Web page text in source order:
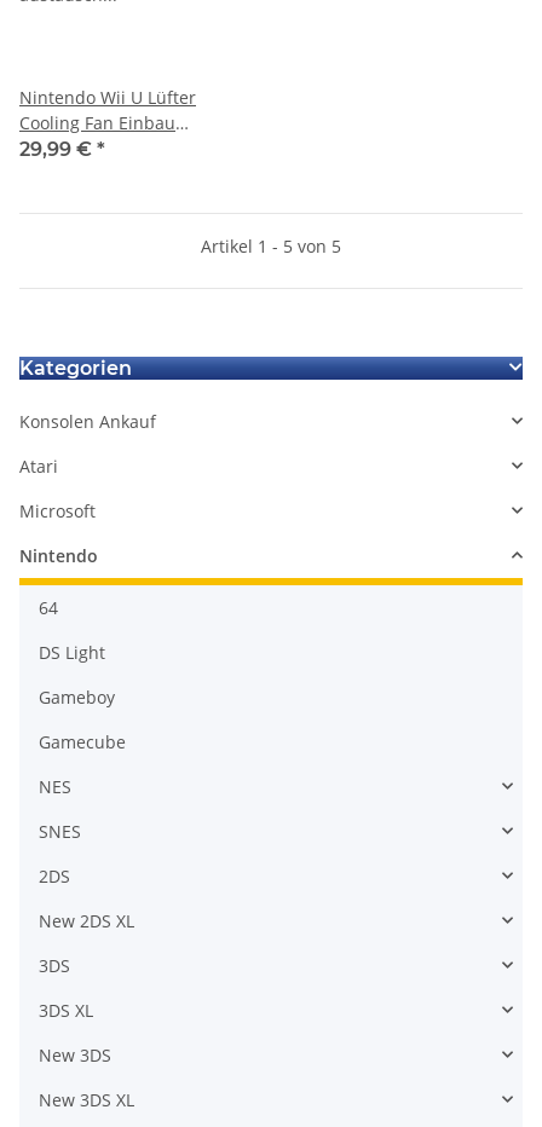
Nintendo Wii U Lüfter
Cooling Fan Einbau
austausch Reparatur durch
29,99 € *
Artikel 1 - 5 von 5
Kategorien
Konsolen Ankauf
Atari
Microsoft
Nintendo
64
DS Light
Gameboy
Gamecube
NES
SNES
2DS
New 2DS XL
3DS
3DS XL
New 3DS
New 3DS XL